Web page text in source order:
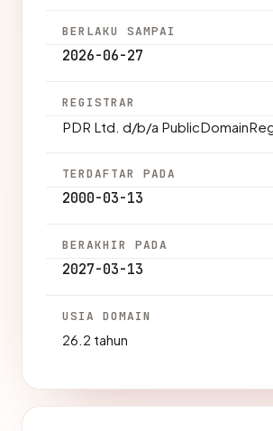
BERLAKU SAMPAI
2026-06-27
REGISTRAR
PDR Ltd. d/b/a
TERDAFTAR PADA
2000-03-13
BERAKHIR PADA
2027-03-13
USIA DOMAIN
26.2 tahun